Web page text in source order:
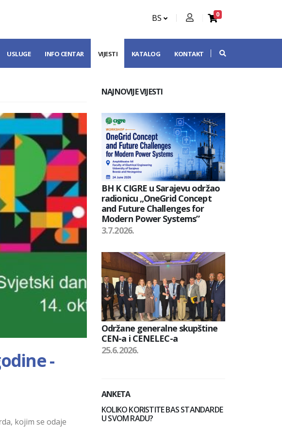
BS 0
USLUGE INFO CENTAR VIJESTI KATALOG KONTAKT
-
kojim se odaje
NAJNOVIJE VIJESTI
BH K CIGRE u Sarajevu održao
radionicu „OneGrid Concept
and Future Challenges for
Modern Power Systems”
3.7.2026.
Održane generalne skupštine
CEN-a i CENELEC-a
25.6.2026.
ANKETA
KOLIKO KORISTITE BAS STANDARDE
U SVOM RADU?